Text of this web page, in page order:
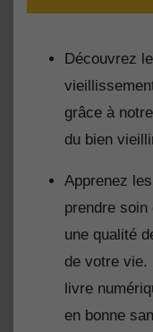
Découvrez
grâce à
du bien
Apprenez
prendre
une qualité
de votre vie.
livre
en bonne